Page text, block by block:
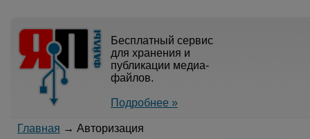
Бесплатный сервис
для хранения и
публикации медиа-
файлов.
Подробнее »
Главная → Авторизация